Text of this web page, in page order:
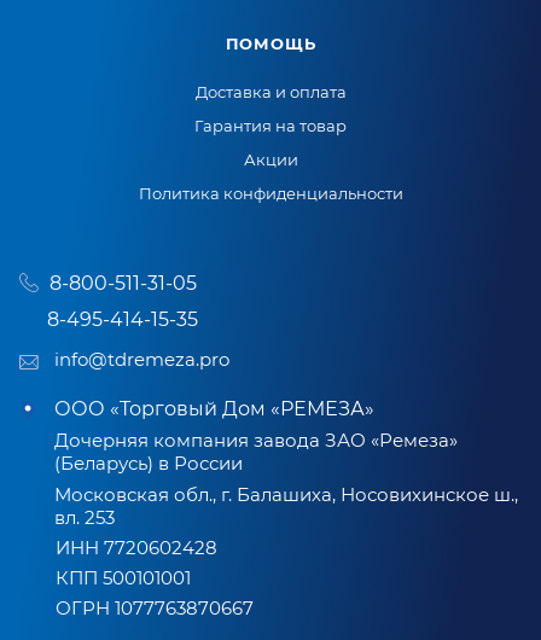
ПОМОЩЬ
Доставка и оплата
Гарантия на товар
Акции
Политика конфиденциальности
8-800-511-31-05
8-495-414-15-35
info@tdremeza.pro
ООО «Торговый Дом «РЕМЕЗА»
Дочерняя компания завода ЗАО «Ремеза»
(Беларусь) в России
Московская обл., г. Балашиха, Носовихинское ш.,
вл. 253
ИНН 7720602428
КПП 500101001
ОГРН 1077763870667